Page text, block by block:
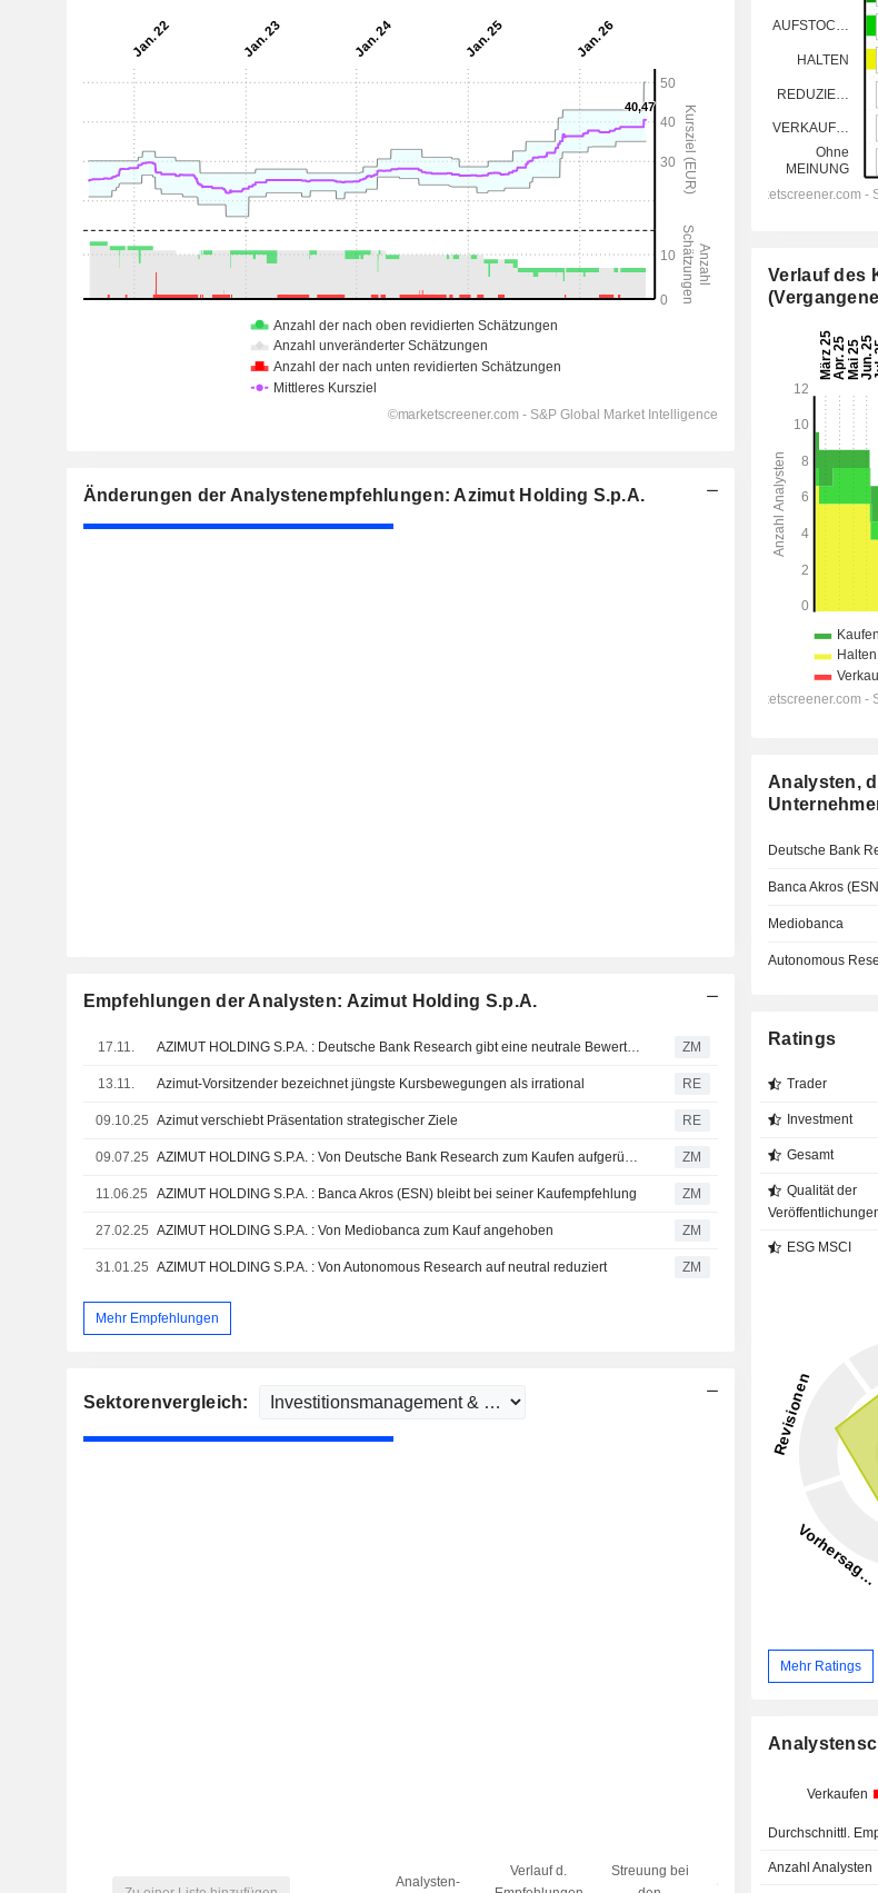
Änderungen der Analystenempfehlungen: Azimut Holding S.p.A.
Empfehlungen der Analysten: Azimut Holding S.p.A.
17.11. AZIMUT HOLDING S.P.A. : Deutsche Bank Research gibt eine neutrale Bewertung ab ZM
13.11. Azimut-Vorsitzender bezeichnet jüngste Kursbewegungen als irrational RE
09.10.25 Azimut verschiebt Präsentation strategischer Ziele RE
09.07.25 AZIMUT HOLDING S.P.A. : Von Deutsche Bank Research zum Kaufen aufgerüstet ZM
11.06.25 AZIMUT HOLDING S.P.A. : Banca Akros (ESN) bleibt bei seiner Kaufempfehlung ZM
27.02.25 AZIMUT HOLDING S.P.A. : Von Mediobanca zum Kauf angehoben ZM
31.01.25 AZIMUT HOLDING S.P.A. : Von Autonomous Research auf neutral reduziert ZM
Mehr Empfehlungen
Sektorenvergleich:
Analysten-
Verlauf d.
Streuung bei
Streuung beim
Verlauf des
Analysten,
Deutsche Bank
Banca Akros
Mediobanca
Autonomous
Ratings
Trader
Investment
Gesamt
Qualität der
ESG MSCI
Mehr Ratings
Verkaufen
Durchschnittl.
Anzahl Analysten